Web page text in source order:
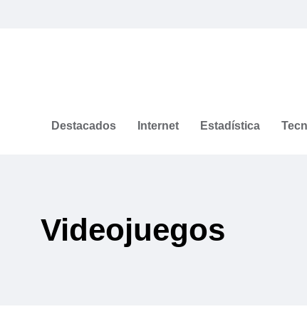
Destacados Internet Estadística
Videojuegos